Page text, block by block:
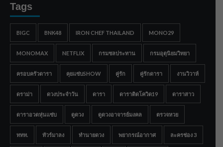
Tags
BIGC BNK48 IRON CHEF THAILAND MONO29
MONOMAX NETFLIX กรมชลประทาน กรมอุตุนิยมวิทยา
ครอบครัวดารา คุยแซ่บSHOW คู่รัก คู่รักดารา งานวิวาห์
ดราม่า ดวงประจำวัน ดารา ดาราติดโควิด19 ดาราสาว
ดาราอวดหุ่นแซ่บ ดูดวง ดูดวงอาจารย์มงคล ตรวจหวย
ททท. ทัวร์มาลง ทำนายดวง พยากรณ์อากาศ ละครช่อง 3